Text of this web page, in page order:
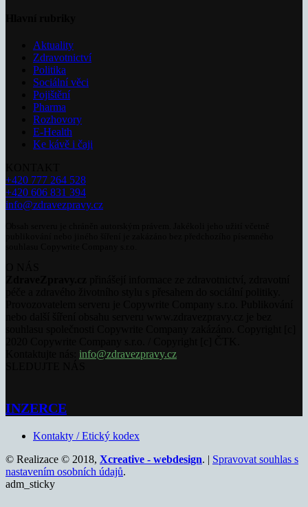
Aktuality
Zdravotnictví
Politika
Sociální věci
Pojištění
Pharma
Rozhovory
E-Health
Ke kávě i čaji
+420 777 264 528
+420 606 831 394
info@zdravezpravy.cz
info@zdravezpravy.cz
INZERCE
Kontakty / Etický kodex
© Realizace © 2018, Xcreative - webdesign. | Spravovat souhlas s
nastavením osobních údajů.
adm_sticky